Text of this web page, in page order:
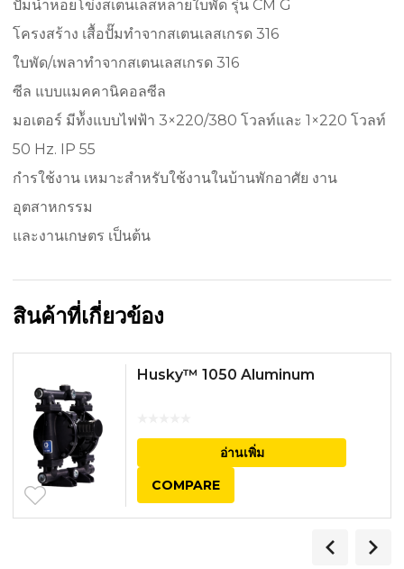
ปั๊มน้ำหอยโข่งสเตนเลสหลายใบพัด รุ่น CM G
โครงสร้าง เสื้อปั๊มทำจากสเตนเลสเกรด 316
ใบพัด/เพลาทำจากสเตนเลสเกรด 316
ซีล แบบแมคคานิคอลซีล
มอเตอร์ มีท้ังแบบไฟฟ้า 3×220/380 โวลท์และ 1×220 โวลท์
50 Hz. IP 55
กำรใช้งาน เหมาะสำหรับใช้งานในบ้านพักอาศัย งาน
อุตสาหกรรม
และงานเกษตร เป็นต้น
สินค้าที่เกี่ยวข้อง
Husky™ 1050 Aluminum
อ่านเพิ่ม
COMPARE